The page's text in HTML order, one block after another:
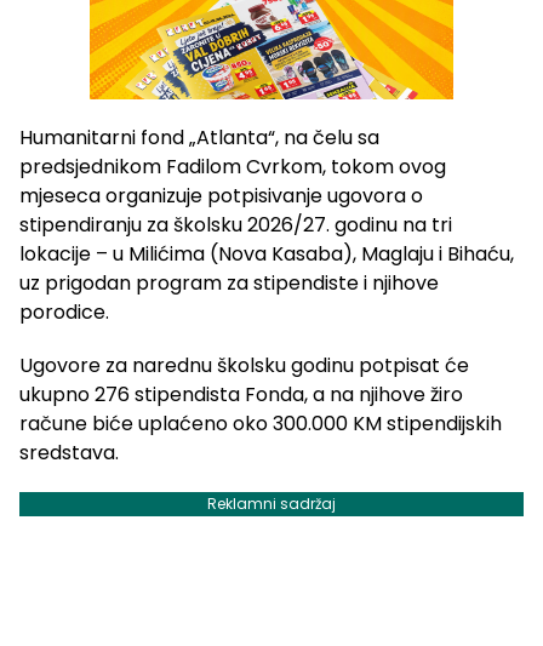
Humanitarni fond „Atlanta“, na čelu sa
predsjednikom Fadilom Cvrkom, tokom ovog
mjeseca organizuje potpisivanje ugovora o
stipendiranju za školsku 2026/27. godinu na tri
lokacije – u Milićima (Nova Kasaba), Maglaju i Bihaću,
uz prigodan program za stipendiste i njihove
porodice.
Ugovore za narednu školsku godinu potpisat će
ukupno 276 stipendista Fonda, a na njihove žiro
račune biće uplaćeno oko 300.000 KM stipendijskih
sredstava.
Reklamni sadržaj